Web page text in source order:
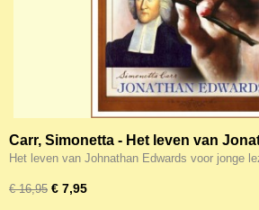
Carr, Simonetta - Het leven van
voor de kinderen verteld in
Het leven van Johnathan Edwards voor jonge
€ 16,95 € 7,95